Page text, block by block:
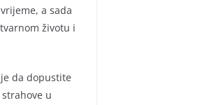
a sada
životu i
da dopustite
u